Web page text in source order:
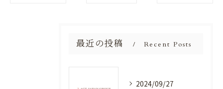
最近の投稿 Recent Posts
2024/09/27